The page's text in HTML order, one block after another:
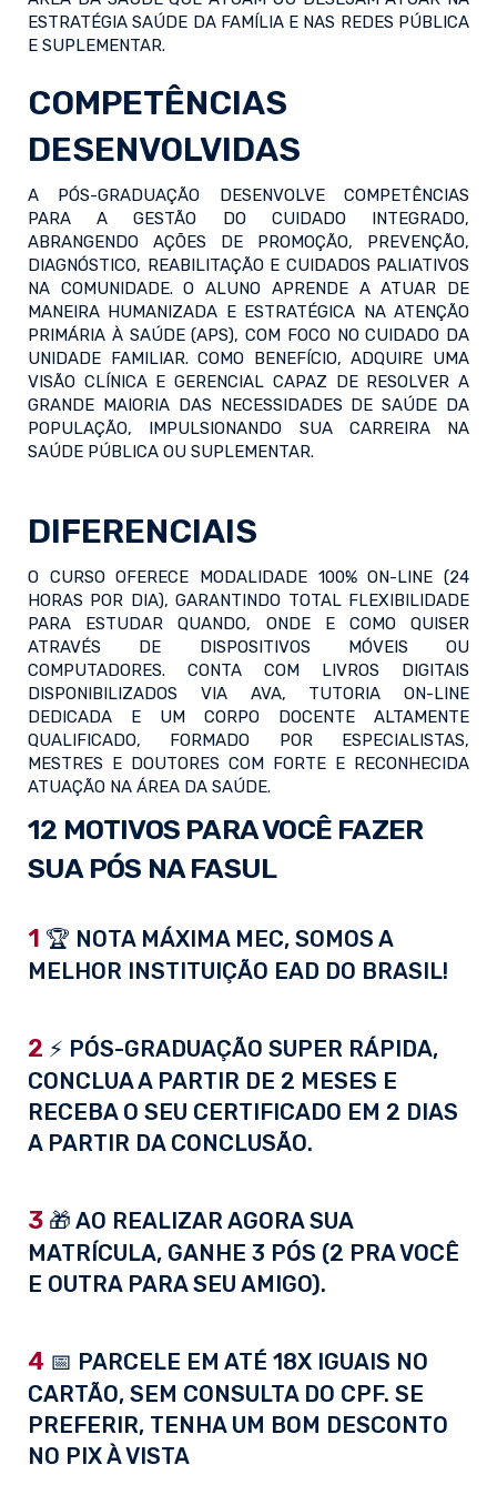
ESTRATÉGIA SAÚDE DA FAMÍLIA E NAS REDES PÚBLICA
E SUPLEMENTAR.
COMPETÊNCIAS
DESENVOLVIDAS
A PÓS-GRADUAÇÃO DESENVOLVE COMPETÊNCIAS
PARA A GESTÃO DO CUIDADO INTEGRADO,
ABRANGENDO AÇÕES DE PROMOÇÃO, PREVENÇÃO,
DIAGNÓSTICO, REABILITAÇÃO E CUIDADOS PALIATIVOS
NA COMUNIDADE. O ALUNO APRENDE A ATUAR DE
MANEIRA HUMANIZADA E ESTRATÉGICA NA ATENÇÃO
PRIMÁRIA À SAÚDE (APS), COM FOCO NO CUIDADO DA
UNIDADE FAMILIAR. COMO BENEFÍCIO, ADQUIRE UMA
VISÃO CLÍNICA E GERENCIAL CAPAZ DE RESOLVER A
GRANDE MAIORIA DAS NECESSIDADES DE SAÚDE DA
POPULAÇÃO, IMPULSIONANDO SUA CARREIRA NA
SAÚDE PÚBLICA OU SUPLEMENTAR.
DIFERENCIAIS
O CURSO OFERECE MODALIDADE 100% ON-LINE (24
HORAS POR DIA), GARANTINDO TOTAL FLEXIBILIDADE
PARA ESTUDAR QUANDO, ONDE E COMO QUISER
ATRAVÉS DE DISPOSITIVOS MÓVEIS OU
COMPUTADORES. CONTA COM LIVROS DIGITAIS
DISPONIBILIZADOS VIA AVA, TUTORIA ON-LINE
DEDICADA E UM CORPO DOCENTE ALTAMENTE
QUALIFICADO, FORMADO POR ESPECIALISTAS,
MESTRES E DOUTORES COM FORTE E RECONHECIDA
ATUAÇÃO NA ÁREA DA SAÚDE.
12 MOTIVOS PARA VOCÊ FAZER
SUA PÓS NA FASUL
1 🏆 NOTA MÁXIMA MEC, SOMOS A
MELHOR INSTITUIÇÃO EAD DO BRASIL!
2 ⚡ PÓS-GRADUAÇÃO SUPER RÁPIDA,
CONCLUA A PARTIR DE 2 MESES E
RECEBA O SEU CERTIFICADO EM 2 DIAS
A PARTIR DA CONCLUSÃO.
3 🎁 AO REALIZAR AGORA SUA
MATRÍCULA, GANHE 3 PÓS (2 PRA VOCÊ
E OUTRA PARA SEU AMIGO).
4 📅 PARCELE EM ATÉ 18X IGUAIS NO
CARTÃO, SEM CONSULTA DO CPF. SE
PREFERIR, TENHA UM BOM DESCONTO
NO PIX À VISTA